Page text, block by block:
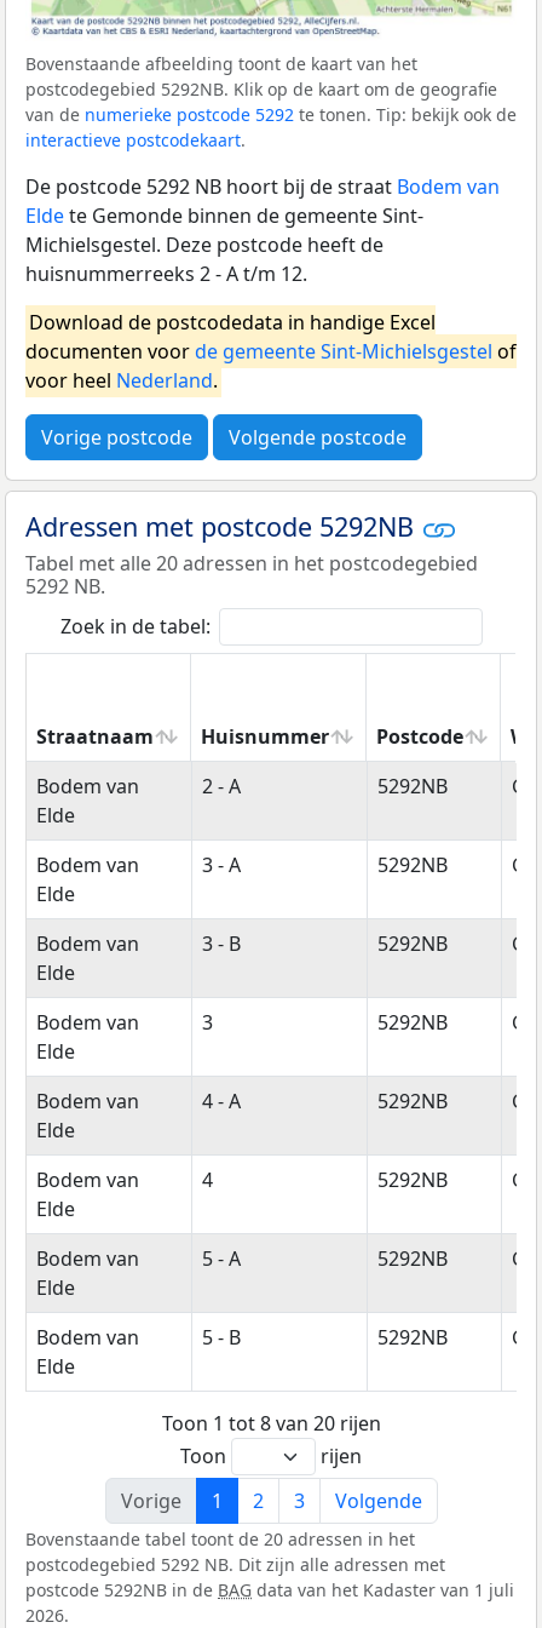
Bovenstaande afbeelding toont de kaart van het
postcodegebied 5292NB. Klik op de kaart om de geografie
van de numerieke postcode 5292 te tonen. Tip: bekijk ook de
interactieve postcodekaart.
De postcode 5292 NB hoort bij de straat Bodem van
Eldete Gemonde binnen de gemeente Sint-
Michielsgestel. Deze postcode heeft de
huisnummerreeks 2 - A t/m 12.
Download de postcodedata in handige Excel
documenten voorde gemeente Sint-Michielsgestel of
voor heel Nederland.
Vorige postcode Volgende postcode
Adressen met postcode 5292NB
Tabel met alle 20 adressen in het postcodegebied
5292 NB.
Zoek in de tabel:
Straatnaam Huisnummer Postcode
Straatnaam
Huisnummer Postcode
Bodem van
Elde
2 - A 5292NB
Bodem van
Elde
3 - A 5292NB
Bodem van
Elde
3 - B 5292NB
Bodem van
Elde
3 5292NB
Bodem van
Elde
4 - A 5292NB
Bodem van
Elde
4 5292NB
Bodem van
Elde
5 - A 5292NB
Bodem van
Elde
5 - B 5292NB
Toon 1 tot 8 van 20 rijen
Toon
rijen
Vorige
1 2 3 Volgende
Bovenstaande tabel toont de 20 adressen in het
postcodegebied 5292 NB. Dit zijn alle adressen met
postcode 5292NB in de BAG data van het Kadaster van 1 juli
2026.